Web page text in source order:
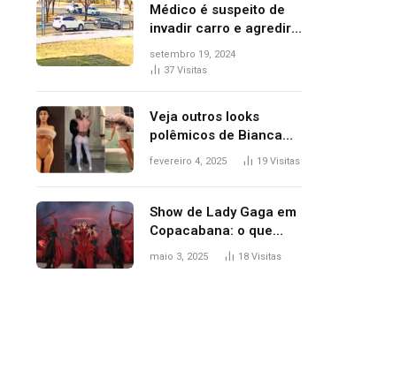
premiação
Médico é suspeito de
invadir carro e agredir
delegado aposentado
durante confusão no
setembro 19, 2024
37 Visitas
Veja outros looks
polêmicos de Bianca
Censori, esposa de
Grammy 2025
fevereiro 4, 2025 19 Visitas
Show de Lady Gaga em
Copacabana: o que
esperar, horários,
maio 3, 2025 18 Visitas